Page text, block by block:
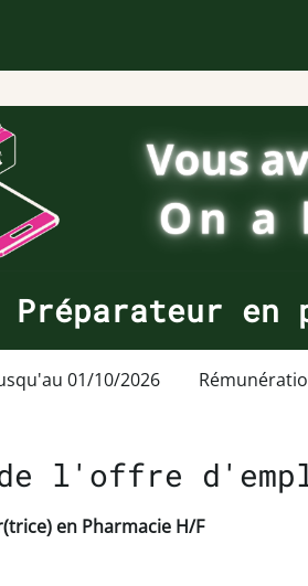
en
01/10/2026
l'offre
en Pharmacie H/F